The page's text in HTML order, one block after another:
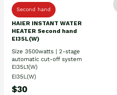
Second hand
HAIER INSTANT WATER
HEATER Second hand
EI35L(W)
Size 3500watts | 2-stage
automatic cut-off system
EI35L1(W)
EI35L(W)
$30